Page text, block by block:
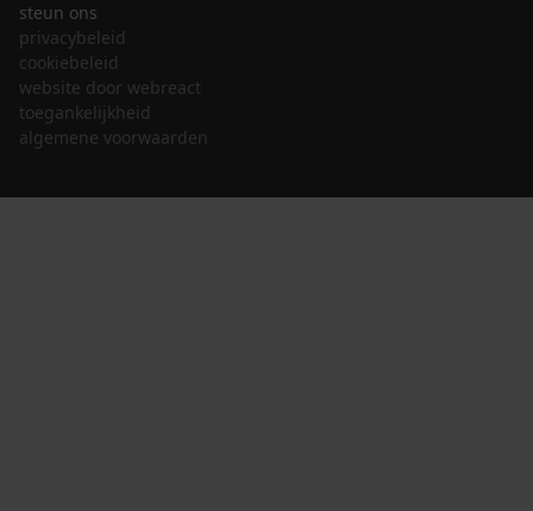
steun ons
privacybeleid
cookiebeleid
website door webreact
toegankelijkheid
algemene voorwaarden